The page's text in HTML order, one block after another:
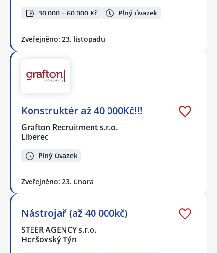
30 000 – 60 000 Kč Plný úvazek
Zveřejněno: 23. listopadu
Konstruktér až 40 000Kč!!!
Grafton Recruitment s.r.o.
Liberec
Plný úvazek
Zveřejněno: 23. února
Nástrojař (až 40 000kč)
STEER AGENCY s.r.o.
Horšovský Týn